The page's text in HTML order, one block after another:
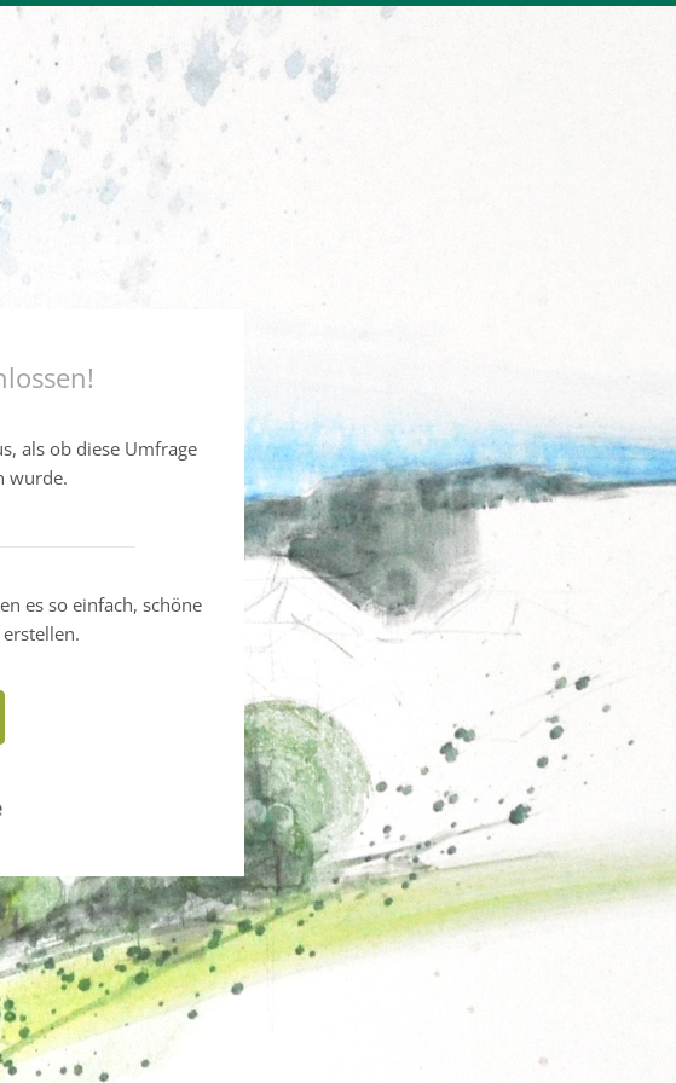
als ob diese Umfrage
wurde.
es so einfach, schöne